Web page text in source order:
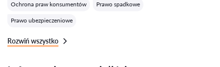
Ochrona praw konsumentów Prawo spadkowe
Prawo ubezpieczeniowe
Rozwiń wszystko